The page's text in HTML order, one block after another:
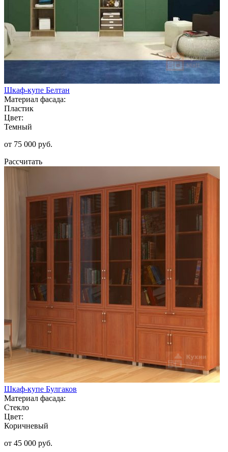
Шкаф-купе Белтан
Материал фасада:
Пластик
Цвет:
Темный
от 75 000 руб.
Рассчитать
Шкаф-купе Булгаков
Материал фасада:
Стекло
Цвет:
Коричневый
от 45 000 руб.